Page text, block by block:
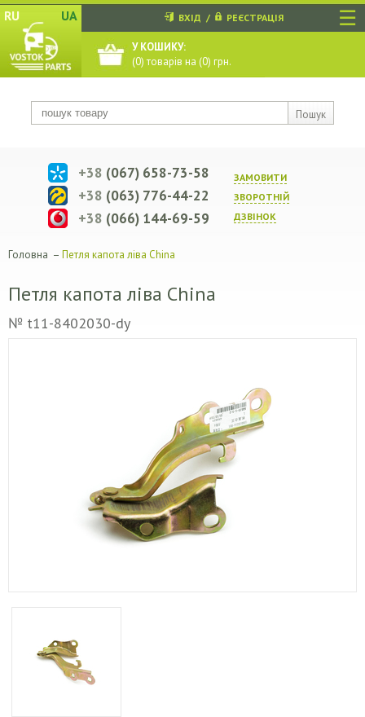
☰
RU UA
Пошук
ВХІД / РЕЄСТРАЦІЯ
У КОШИКУ:
(0) товарів на (0) грн.
ЗАМОВИТИ
ЗВОРОТНIЙ
ДЗВIНОК
+38 (067) 658-73-58
+38 (063) 776-44-22
+38 (066) 144-69-59
Головна – Петля капота ліва China
Петля капота ліва China
№ t11-8402030-dy